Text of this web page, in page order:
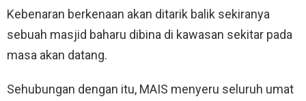
Kebenaran berkenaan akan ditarik balik sekiranya
sebuah masjid baharu dibina di kawasan sekitar pada
masa akan datang.
Sehubungan dengan itu, MAIS menyeru seluruh umat